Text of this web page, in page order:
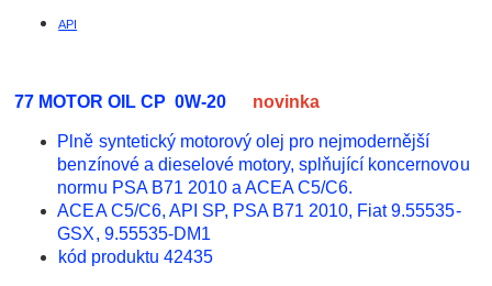
API
77 MOTOR OIL CP 0W-20 novinka
Plně syntetický motorový olej pro nejmodernější
benzínové a dieselové motory, splňující koncernovou
normu PSA B71 2010 a ACEA C5/C6.
ACEA C5/C6, API SP, PSA B71 2010, Fiat 9.55535-
GSX, 9.55535-DM1
kód produktu 42435